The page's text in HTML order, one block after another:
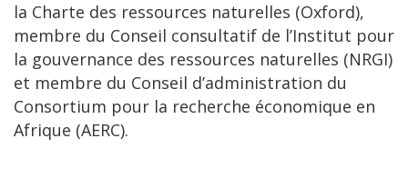
la Charte des ressources naturelles (Oxford),
membre du Conseil consultatif de l’Institut pour
la gouvernance des ressources naturelles (NRGI)
et membre du Conseil d’administration du
Consortium pour la recherche économique en
Afrique (AERC).